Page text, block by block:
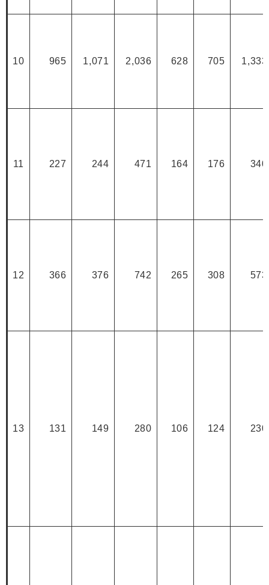
10 965 1,071 2,036 628 705 1,333
11 227 244 471 164 176 340
12 366 376 742 265 308 573
13 131 149 280 106 124 230